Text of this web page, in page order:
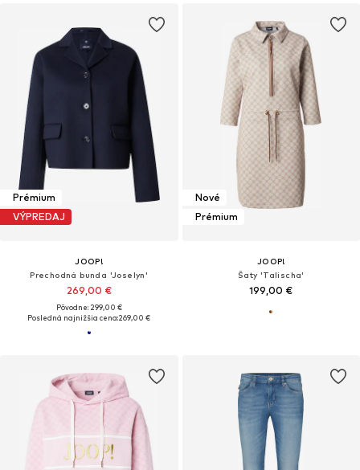
Prémium
VÝPREDAJ
JOOP!
Prechodná bunda 'Joselyn'
269,00 €
Pôvodne: 299,00 €
Posledná najnižšia cena:269,00 €
Nové
Prémium
JOOP!
Šaty 'Talischa'
199,00 €